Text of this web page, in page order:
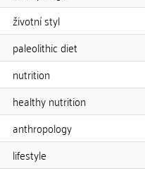
životní styl
paleolithic diet
nutrition
healthy nutrition
anthropology
lifestyle